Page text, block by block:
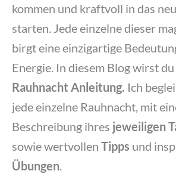
kommen und kraftvoll in das
starten. Jede einzelne dieser
birgt eine einzigartige
Energie. In diesem Blog wirst
Rauhnacht Anleitung. Ich
jede einzelne Rauhnacht, mit
Beschreibung ihres jeweiligen
sowie wertvollen Tipps und
Übungen.